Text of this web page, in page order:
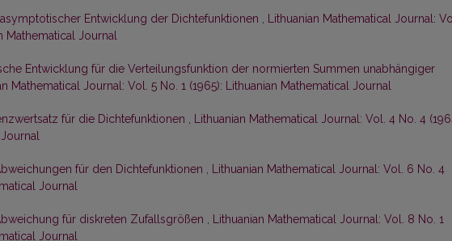
Entwicklung der Dichtefunktionen , Lithuanian Mathematical Journal:
Mathematical Journal
Entwicklung für die Verteilungsfunktion der normierten Summen unabhängiger
Mathematical Journal: Vol. 5 No. 1 (1965): Lithuanian Mathematical Journal
für die Dichtefunktionen , Lithuanian Mathematical Journal: Vol. 4 No. 4
für den Dichtefunktionen , Lithuanian Mathematical Journal: Vol. 6 No. 4
Journal
für diskreten Zufallsgrößen , Lithuanian Mathematical Journal: Vol. 8 No. 1
Journal